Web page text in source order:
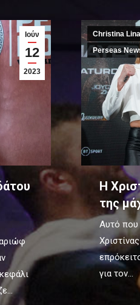
Ιούν
12
2023
Christina
Perseas
H
της
Αυτό που
για τον…